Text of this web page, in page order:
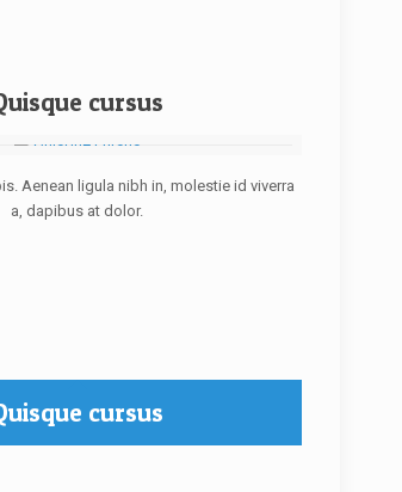
cursus
Aenean ligula nibh in, molestie id viverra
a, dapibus at dolor.
cursus